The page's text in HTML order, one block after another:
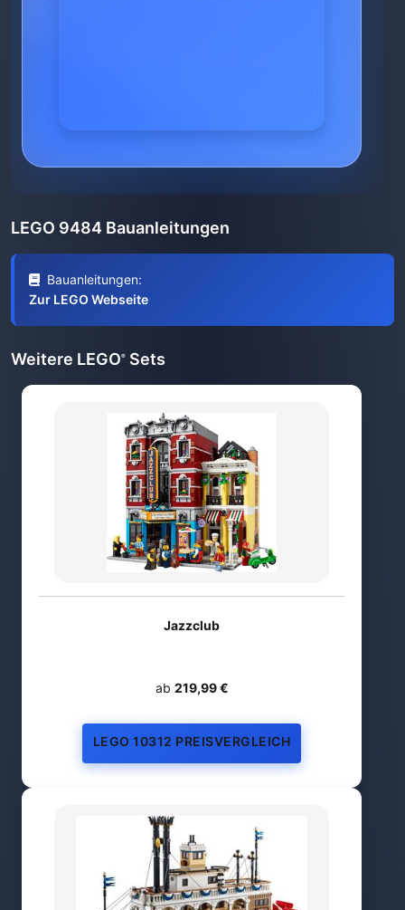
LEGO 9484 Bauanleitungen
Bauanleitungen:
Zur LEGO Webseite
Weitere LEGO® Sets
Jazzclub
ab 219,99 €
LEGO 10312 PREISVERGLEICH